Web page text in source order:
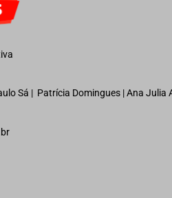
Sá | Patrícia Domingues | Ana Julia